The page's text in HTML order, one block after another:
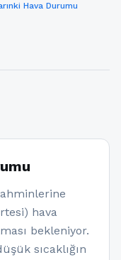
Hava Durumu
hava
bekleniyor.
sıcaklığın